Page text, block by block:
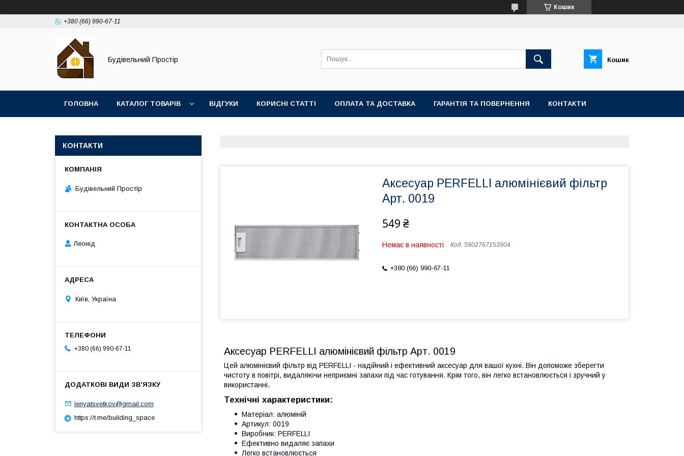
Кошик
+380 (66) 990-67-11
Будівельний Простір Кошик
ГОЛОВНА КАТАЛОГ ТОВАРІВ ВІДГУКИ КОРИСНІ СТАТТІ ОПЛАТА ТА ДОСТАВКА ГАРАНТІЯ ТА ПОВЕРНЕННЯ КОНТАКТИ
Аксесуар PERFELLI алюмінієвий фільтр
Арт. 0019
549 ₴
Немає в наявності Код: 5902767153904
+380 (66) 990-67-11
Аксесуар PERFELLI алюмінієвий фільтр Арт. 0019
Цей алюмінієвий фільтр від PERFELLI - надійний і ефективний аксесуар для вашої кухні. Він допоможе зберегти
чистоту в повітрі, видаляючи неприємні запахи під час готування. Крім того, він легко встановлюється і зручний у
використанні.
Технічні характеристики:
Матеріал: алюміній
Артикул: 0019
Виробник: PERFELLI
Ефективно видаляє запахи
Легко встановлюється
КОНТАКТИ
Будівельний Простір
Леонід
Київ, Україна
+380 (66) 990-67-11
lenyatsvetkov@gmail.com
https://t.me/building_space